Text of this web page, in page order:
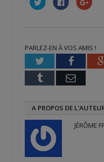
pour
partager
nouvelle
fenêtre)
pour
partager
fenêtre)
pour
PARLEZ-EN À VOS AMIS !
Twitter
Tumblr Email
A PROPOS DE
JÉRÔME